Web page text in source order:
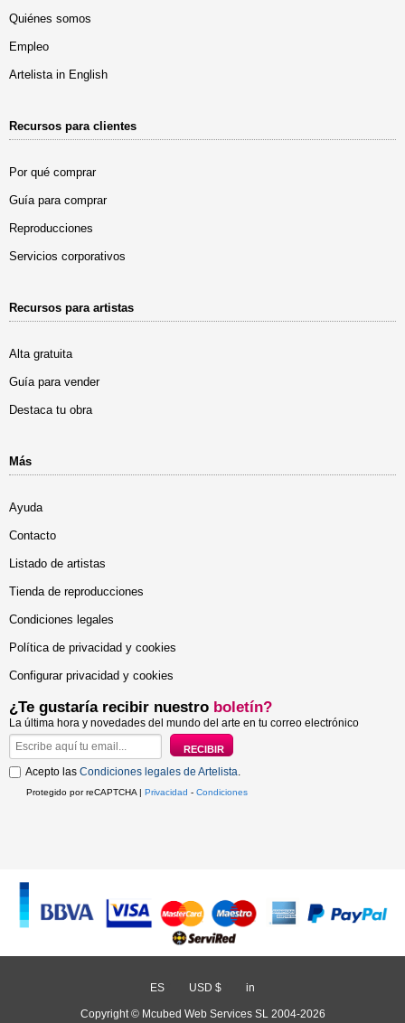
Quiénes somos
Empleo
Artelista in English
Recursos para clientes
Por qué comprar
Guía para comprar
Reproducciones
Servicios corporativos
Recursos para artistas
Alta gratuita
Guía para vender
Destaca tu obra
Más
Ayuda
Contacto
Listado de artistas
Tienda de reproducciones
Condiciones legales
Política de privacidad y cookies
Configurar privacidad y cookies
¿Te gustaría recibir nuestro boletín?
La última hora y novedades del mundo del arte en tu correo electrónico
Acepto las Condiciones legales de Artelista.
Protegido por reCAPTCHA | Privacidad - Condiciones
ES USD $ in
Copyright © Mcubed Web Services SL 2004-2026